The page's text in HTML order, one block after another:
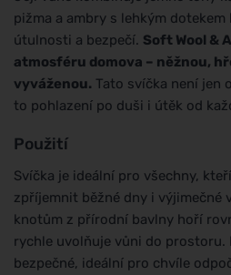
pižma a ambry s lehkým
útulnosti a bezpečí. Soft Wool &
atmosféru domova – něžnou,
vyváženou. Tato svíčka není jen
to pohlazení po duši i útěk od
Použití
Svíčka je ideální pro všechny,
zpříjemnit běžné dny i výjimečné
knotům z přírodní bavlny hoří
rychle uvolňuje vůni do prostoru.
bezpečné, ideální pro chvíle